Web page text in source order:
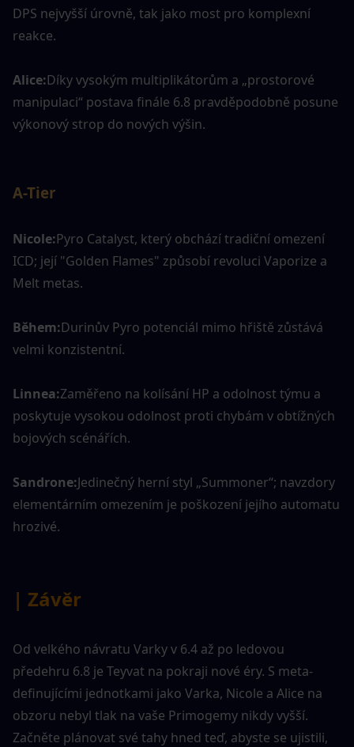
DPS nejvyšší úrovně, tak jako most pro komplexní
reakce.
Alice:Díky vysokým multiplikátorům a „prostorové
manipulaci“ postava finále 6.8 pravděpodobně posune
výkonový strop do nových výšin.
A-Tier
Nicole:Pyro Catalyst, který obchází tradiční omezení
ICD; její "Golden Flames" způsobí revoluci Vaporize a
Melt metas.
Během:Durinův Pyro potenciál mimo hřiště zůstává
velmi konzistentní.
Linnea:Zaměřeno na kolísání HP a odolnost týmu a
poskytuje vysokou odolnost proti chybám v obtížných
bojových scénářích.
Sandrone:Jedinečný herní styl „Summoner“; navzdory
elementárním omezením je poškození jejího automatu
hrozivé.
| Závěr
Od velkého návratu Varky v 6.4 až po ledovou
předehru 6.8 je Teyvat na pokraji nové éry. S meta-
definujícími jednotkami jako Varka, Nicole a Alice na
obzoru nebyl tlak na vaše Primogemy nikdy vyšší.
Začněte plánovat své tahy hned teď, abyste se ujistili,